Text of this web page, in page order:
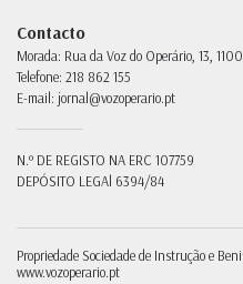
Contacto
Morada: Rua da Voz do Operário, 13,
Telefone: 218 862 155
E-mail: jornal@vozoperario.pt
N.º DE REGISTO NA ERC 107759
DEPÓSITO LEGAl 6394/84
PropriedadeSociedade de Instrução e
www.vozoperario.pt